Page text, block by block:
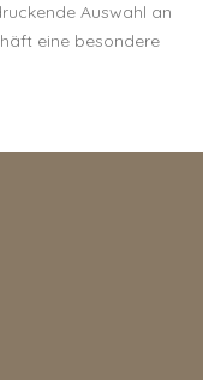
Auswahl an
eine besondere